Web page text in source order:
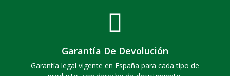
Garantía De Devolución
Garantía legal vigente en España para cada tipo de